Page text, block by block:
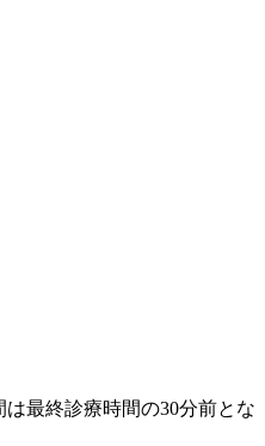
最終診療時間の30分前とな